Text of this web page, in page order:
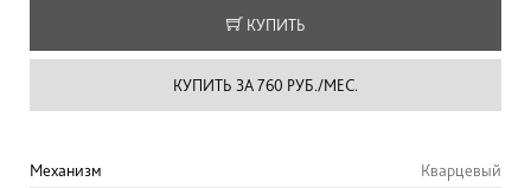
КУПИТЬ
КУПИТЬ ЗА 760 РУБ./МЕС.
Механизм
Кварцевый